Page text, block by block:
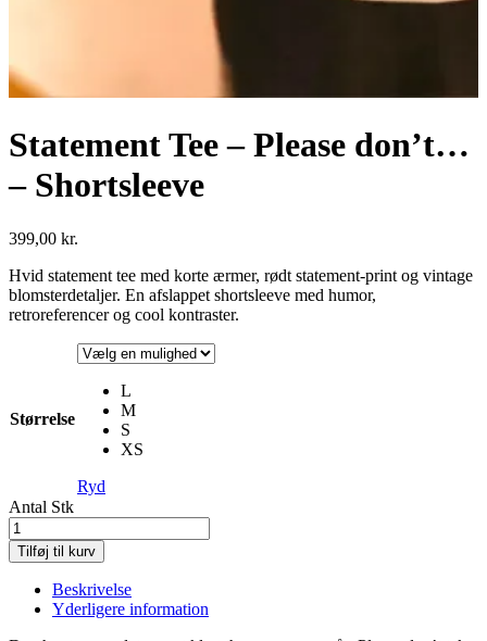
Statement Tee – Please don’t…
– Shortsleeve
399,00 kr.
Hvid statement tee med korte ærmer, rødt statement-print og vintage
blomsterdetaljer. En afslappet shortsleeve med humor,
retroreferencer og cool kontraster.
Størrelse
L
M
S
XS
Ryd
Antal Stk
Tilføj til kurv
Beskrivelse
Yderligere information